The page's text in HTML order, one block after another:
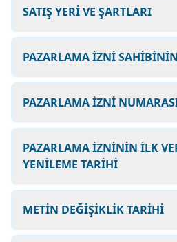
SATIŞ YERİ VE ŞARTLARI
PAZARLAMA İZNİ
PAZARLAMA İZNİ
PAZARLAMA İZNİNİN İLK
YENİLEME TARİHİ
METİN DEĞİŞİKLİK TARİHİ